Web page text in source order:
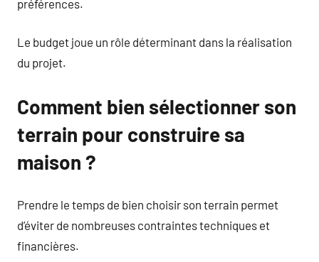
préférences.
Le budget joue un rôle déterminant dans la réalisation
du projet.
Comment bien sélectionner son
terrain pour construire sa
maison ?
Prendre le temps de bien choisir son terrain permet
d’éviter de nombreuses contraintes techniques et
financières.